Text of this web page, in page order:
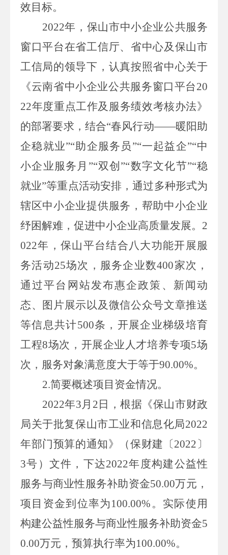
效目标。
2022年，保山市中小企业公共服务
窗口平台在省工信厅、省中心及保山市
工信局的领导下，认真按照省中心关于
《云南省中小企业公共服务窗口平台20
22年度重点工作及服务绩效考核办法》
的部署要求，结合“春风行动——暖阳助
企稳就业”“助企服务员 ”“一起益企”“中
小企业服务月 ”“双创 ”“数字文化节”“稳
就业”等重点活动安排，通过多种形式为
辖区中小企业提供服务，帮助中小企业
纾困解难，促进中小企业高质量发展。 2
022年，保山平台结合八大功能开展服
务活动25场次 ， 服务企业数400家次 ，
通过平台网站发布惠企政策、新闻动
态、图片展示以及微信公众号文章推送
等信息共计500条，开展企业梯级培育
工程8场次，开展企业人才培养专项5场
次， 服务对象满意度大于等于90.00%。
2.简要概述项目资金情况。
2022年3月 2 日，根据《保山市财政
局关于批复保山市工业和信息化局2022
年部门预算的通知》（保财建〔2022 〕
3号）文件， 下达2022年度构建公益性
服务与商业性服务补助资金50.00万元，
项目资金到位率为 100.00% 。实际使用
构建公益性服务与商业性服务补助资金5
0.00万元 ，预算执行率为100.00%。